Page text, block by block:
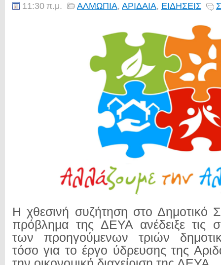
11:30 π.μ. ΑΛΜΩΠΙΑ, ΑΡΙΔΑΙΑ, ΕΙΔΗΣΕΙΣ
Η χθεσινή συζήτηση στο Δημοτικό
πρόβλημα της ΔΕΥΑ ανέδειξε τις
των προηγούμενων τριών
τόσο για το έργο ύδρευσης της